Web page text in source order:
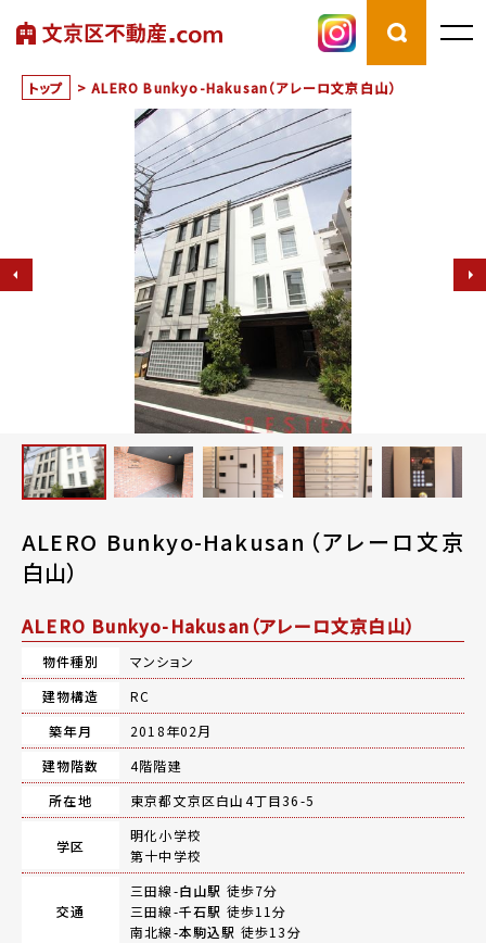
トップ > ALERO Bunkyo-Hakusan（アレーロ文京白山）
ALERO Bunkyo-Hakusan（アレーロ文京
白山）
ALERO Bunkyo-Hakusan（アレーロ文京白山）
物件種別
マンション
建物構造
RC
築年月
2018年02月
建物階数
4階階建
所在地
東京都文京区白山4丁目36-5
学区
明化小学校
第十中学校
交通
三田線-白山駅 徒歩7分
三田線-千石駅 徒歩11分
南北線-本駒込駅 徒歩13分